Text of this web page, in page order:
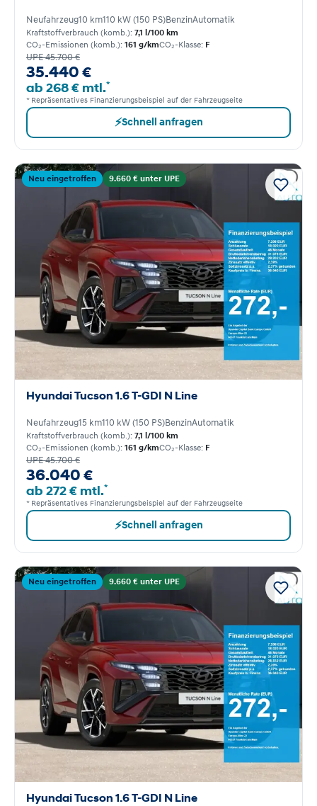
Neufahrzeug10 km110 kW (150 PS)BenzinAutomatik
Kraftstoffverbrauch (komb.): 7,1 l/100 km
CO₂-Emissionen (komb.): 161 g/kmCO₂-Klasse: F
UPE 45.700 €
35.440 €
ab 268 € mtl.*
* Repräsentatives Finanzierungsbeispiel auf der Fahrzeugseite
⚡Schnell anfragen
Neu eingetroffen 9.660 € unter UPE
Hyundai Tucson 1.6 T-GDI N Line
Neufahrzeug15 km110 kW (150 PS)BenzinAutomatik
Kraftstoffverbrauch (komb.): 7,1 l/100 km
CO₂-Emissionen (komb.): 161 g/kmCO₂-Klasse: F
UPE 45.700 €
36.040 €
ab 272 € mtl.*
* Repräsentatives Finanzierungsbeispiel auf der Fahrzeugseite
⚡Schnell anfragen
Neu eingetroffen 9.660 € unter UPE
Hyundai Tucson 1.6 T-GDI N Line